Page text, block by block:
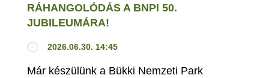
RÁHANGOLÓDÁS A BNPI 50.
JUBILEUMÁRA!
2026.06.30. 14:45
Már készülünk a Bükki Nemzeti Park